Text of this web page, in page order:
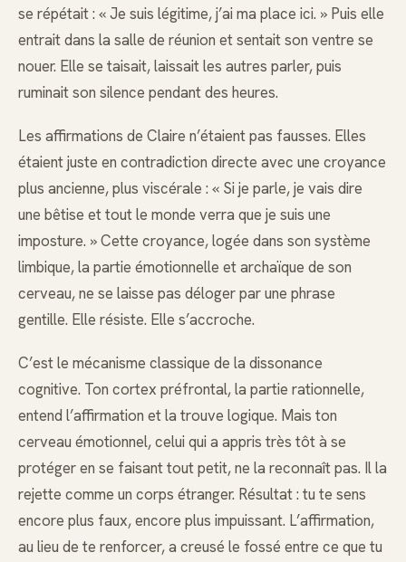
se répétait : « Je suis légitime, j’ai ma place ici. » Puis elle
entrait dans la salle de réunion et sentait son ventre se
nouer. Elle se taisait, laissait les autres parler, puis
ruminait son silence pendant des heures.
Les affirmations de Claire n’étaient pas fausses. Elles
étaient juste en contradiction directe avec une croyance
plus ancienne, plus viscérale : « Si je parle, je vais dire
une bêtise et tout le monde verra que je suis une
imposture. » Cette croyance, logée dans son système
limbique, la partie émotionnelle et archaïque de son
cerveau, ne se laisse pas déloger par une phrase
gentille. Elle résiste. Elle s’accroche.
C’est le mécanisme classique de la dissonance
cognitive. Ton cortex préfrontal, la partie rationnelle,
entend l’affirmation et la trouve logique. Mais ton
cerveau émotionnel, celui qui a appris très tôt à se
protéger en se faisant tout petit, ne la reconnaît pas. Il la
rejette comme un corps étranger. Résultat : tu te sens
encore plus faux, encore plus impuissant. L’affirmation,
au lieu de te renforcer, a creusé le fossé entre ce que tu